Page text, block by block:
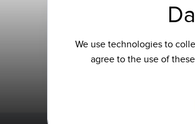
We use technologies to
agree to the use of